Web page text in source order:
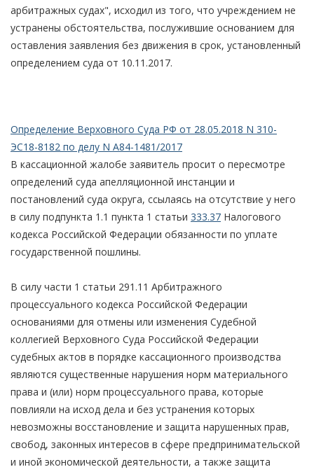
арбитражных судах", исходил из того, что учреждением не
устранены обстоятельства, послужившие основанием для
оставления заявления без движения в срок, установленный
определением суда от 10.11.2017.
Определение Верховного Суда РФ от 28.05.2018 N 310-
ЭС18-8182 по делу N А84-1481/2017
В кассационной жалобе заявитель просит о пересмотре
определений суда апелляционной инстанции и
постановлений суда округа, ссылаясь на отсутствие у него
в силу подпункта 1.1 пункта 1 статьи 333.37 Налогового
кодекса Российской Федерации обязанности по уплате
государственной пошлины.
В силу части 1 статьи 291.11 Арбитражного
процессуального кодекса Российской Федерации
основаниями для отмены или изменения Судебной
коллегией Верховного Суда Российской Федерации
судебных актов в порядке кассационного производства
являются существенные нарушения норм материального
права и (или) норм процессуального права, которые
повлияли на исход дела и без устранения которых
невозможны восстановление и защита нарушенных прав,
свобод, законных интересов в сфере предпринимательской
и иной экономической деятельности, а также защита